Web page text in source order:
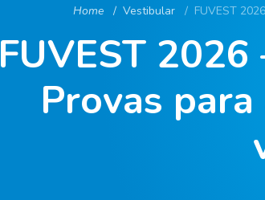
Home Vestibular FUVEST
FUVEST
Provas